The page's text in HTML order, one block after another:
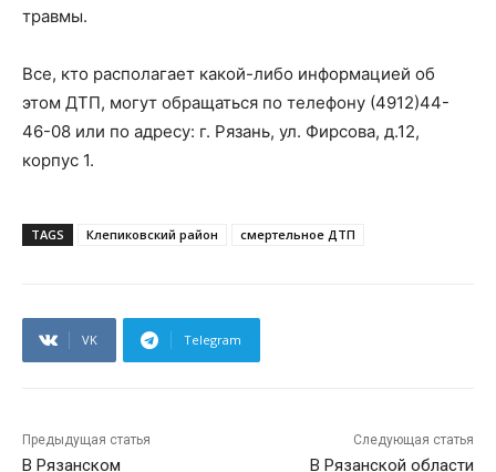
травмы.
Все, кто располагает какой-либо информацией об
этом ДТП, могут обращаться по телефону (4912)44-
46-08 или по адресу: г. Рязань, ул. Фирсова, д.12,
корпус 1.
TAGS Клепиковский район смертельное ДТП
VK Telegram
Предыдущая статья
В Рязанском
Следующая статья
В Рязанской области